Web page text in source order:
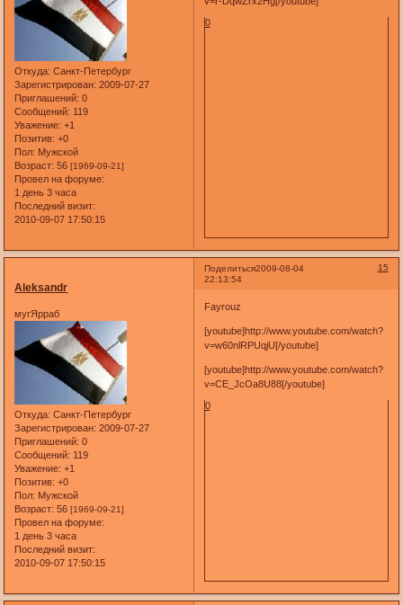
Откуда: Санкт-Петербург
Зарегистрирован: 2009-07-27
Приглашений: 0
Сообщений: 119
Уважение: +1
Позитив: +0
Пол: Мужской
Возраст: 56[1969-09-21]
Провел на форуме:
1 день 3 часа
Последний визит:
2010-09-07 17:50:15
0
Поделиться 15
2009-08-04
22:13:54
Aleksandr
мугЯрраб
Откуда: Санкт-Петербург
Зарегистрирован: 2009-07-27
Приглашений: 0
Сообщений: 119
Уважение: +1
Позитив: +0
Пол: Мужской
Возраст: 56[1969-09-21]
Провел на форуме:
1 день 3 часа
Последний визит:
2010-09-07 17:50:15
Fayrouz
[youtube]http://www.youtube.com/watch?
v=w60nlRPUqjU[/youtube]
[youtube]http://www.youtube.com/watch?
v=CE_JcOa8U88[/youtube]
0